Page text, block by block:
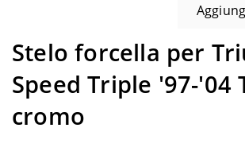
Stelo forcella per
Speed Triple '97-'04
cromo